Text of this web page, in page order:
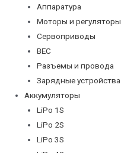
Аппаратура
Моторы и регуляторы
Сервоприводы
BEC
Разъемы и провода
Зарядные устройства
Аккумуляторы
LiPo 1S
LiPo 2S
LiPo 3S